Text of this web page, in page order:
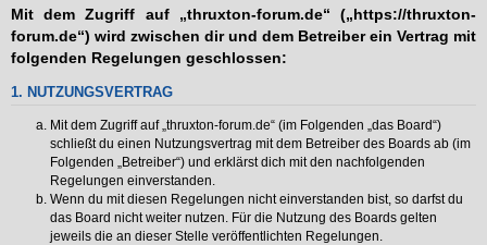
Mit dem Zugriff auf „thruxton-forum.de“ („https://thruxton-
forum.de“) wird zwischen dir und dem Betreiber ein Vertrag mit
folgenden Regelungen geschlossen:
1. NUTZUNGSVERTRAG
Mit dem Zugriff auf „thruxton-forum.de“ (im Folgenden „das Board“)
schließt du einen Nutzungsvertrag mit dem Betreiber des Boards ab (im
Folgenden „Betreiber“) und erklärst dich mit den nachfolgenden
Regelungen einverstanden.
Wenn du mit diesen Regelungen nicht einverstanden bist, so darfst du
das Board nicht weiter nutzen. Für die Nutzung des Boards gelten
jeweils die an dieser Stelle veröffentlichten Regelungen.